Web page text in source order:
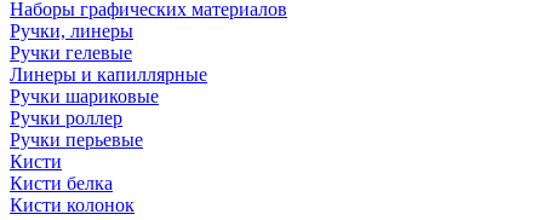
Наборы графических материалов
Ручки, линеры
Ручки гелевые
Линеры и капиллярные
Ручки шариковые
Ручки роллер
Ручки перьевые
Кисти
Кисти белка
Кисти колонок